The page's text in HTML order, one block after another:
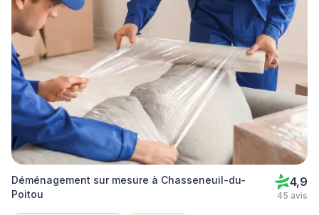
Déménagement sur mesure à Chasseneuil-du-
Poitou
4,9
45 avis